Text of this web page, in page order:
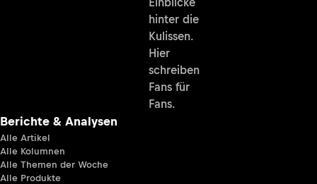
hinter die
Kulissen.
Hier
schreiben
Fans für
Fans.
Berichte & Analysen
Alle Artikel
Alle Kolumnen
Alle Themen der Woche
Alle Produkte